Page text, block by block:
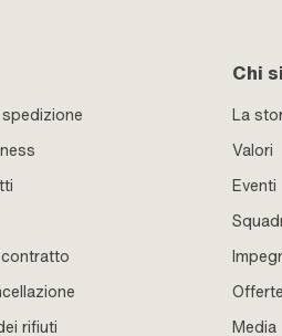
rifiuti
Chi
La
Valori
Eventi
Media